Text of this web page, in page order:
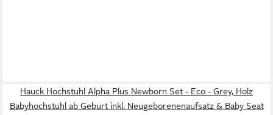
Hauck Hochstuhl Alpha Plus Newborn Set - Eco - Grey, Holz
Babyhochstuhl ab Geburt inkl. Neugeborenenaufsatz & Baby Seat